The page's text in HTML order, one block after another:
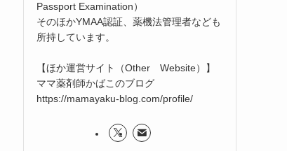
Passport Examination）
そのほかYMAA認証、薬機法管理者なども
所持しています。
【ほか運営サイト（Other Website）】
ママ薬剤師かばこのブログ
https://mamayaku-blog.com/profile/